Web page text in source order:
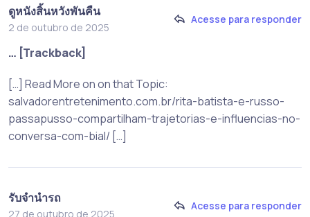
ดูหนังสิ้นหวังพันคืน
2 de outubro de 2025
Acesse para responder
… [Trackback]
[…] Read More on on that Topic:
salvadorentretenimento.com.br/rita-batista-e-russo-
passapusso-compartilham-trajetorias-e-influencias-no-
conversa-com-bial/ […]
รับจำนำรถ
27 de outubro de 2025
Acesse para responder